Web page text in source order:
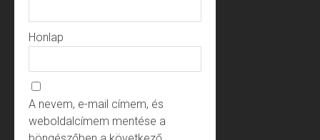
Honlap
A nevem, e-mail címem, és
weboldalcímem mentése a